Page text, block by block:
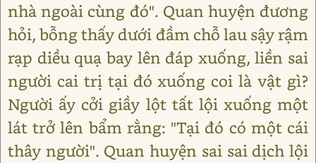
nhà ngoài cùng đó". Quan huyện đương
hỏi, bỗng thấy dưới đầm chỗ lau sậy rậm
rạp diều quạ bay lên đáp xuống, liền sai
người cai trị tại đó xuống coi là vật gì?
Người ấy cởi giầy lột tất lội xuống một
lát trở lên bẩm rằng: "Tại đó có một cái
thây người". Quan huyện sai sai dịch lội